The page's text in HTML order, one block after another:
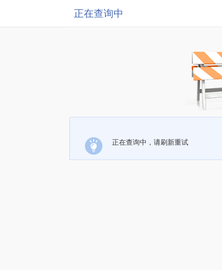
正在查询中
正在查询中，请刷新重试